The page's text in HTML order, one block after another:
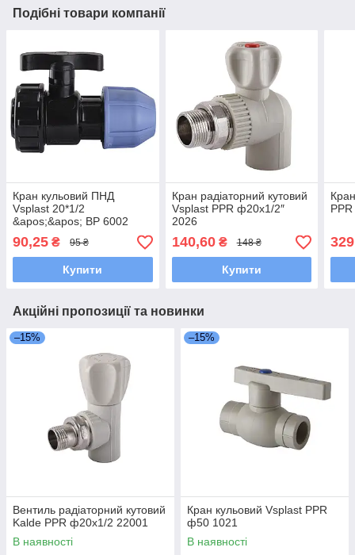
Подібні товари компанії
Кран кульовий ПНД
Vsplast 20*1/2
&apos;&apos; ВР 6002
90,25 ₴ 95 ₴
Купити
Кран радіаторний кутовий
Vsplast PPR ф20x1/2″
2026
140,60₴ 148 ₴
Купити
Акційні пропозиції та новинки
–15%
Вентиль радіаторний кутовий
Kalde PPR ф20x1/2 22001
В наявності
–15%
Кран кульовий Vsplast PPR
ф50 1021
В наявності